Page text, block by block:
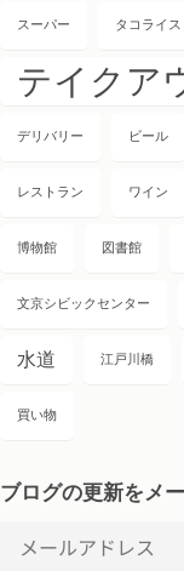
スーパー タコライス
テイクア
デリバリー ビール
レストラン ワイン
博物館 図書館
文京シビックセンター
水道 江戸川橋
買い物
ブログの更新をメ